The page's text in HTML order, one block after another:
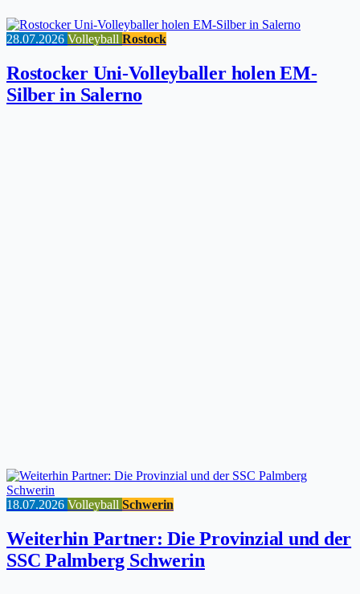
28.07.2026 Volleyball Rostock
Rostocker Uni-Volleyballer holen EM-
Silber in Salerno
18.07.2026 Volleyball Schwerin
Weiterhin Partner: Die Provinzial und der
SSC Palmberg Schwerin